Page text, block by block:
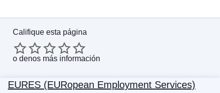
Califique esta página
o denos más información
EURES (EURopean Employment Services)